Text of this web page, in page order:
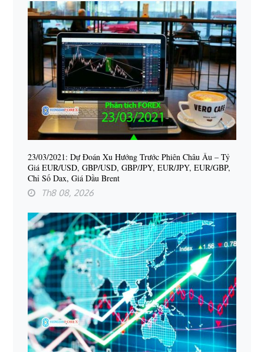
23/03/2021: Dự Đoán Xu Hướng Trước Phiên Châu Âu – Tỷ
Giá EUR/USD, GBP/USD, GBP/JPY, EUR/JPY, EUR/GBP,
Chỉ Số Dax, Giá Dầu Brent
Th8 08, 2026